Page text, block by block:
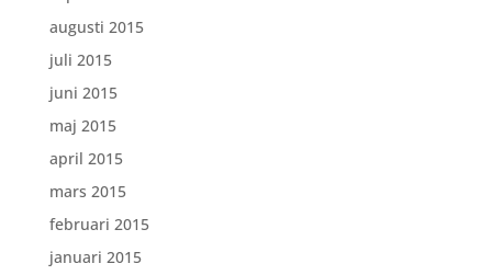
augusti 2015
juli 2015
juni 2015
maj 2015
april 2015
mars 2015
februari 2015
januari 2015